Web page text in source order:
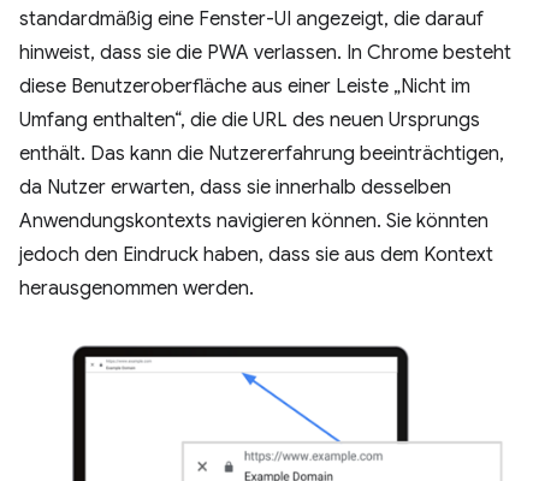
standardmäßig eine Fenster-UI angezeigt, die darauf
hinweist, dass sie die PWA verlassen. In Chrome besteht
diese Benutzeroberfläche aus einer Leiste „Nicht im
Umfang enthalten“, die die URL des neuen Ursprungs
enthält. Das kann die Nutzererfahrung beeinträchtigen,
da Nutzer erwarten, dass sie innerhalb desselben
Anwendungskontexts navigieren können. Sie könnten
jedoch den Eindruck haben, dass sie aus dem Kontext
herausgenommen werden.